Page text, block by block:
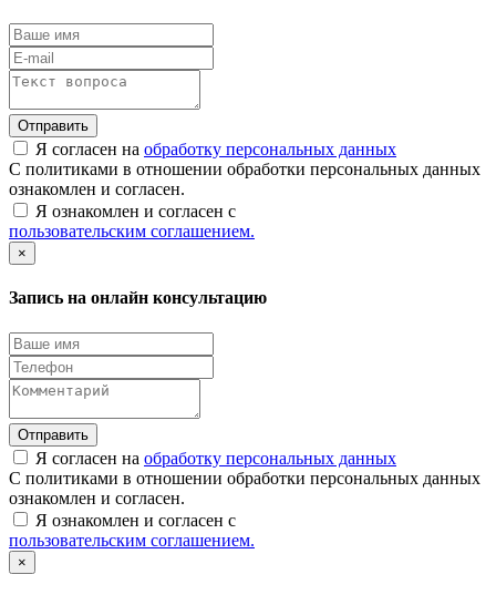
Отправить
Я согласен на обработку персональных данных
С политиками в отношении обработки персональных данных
ознакомлен и согласен.
Я ознакомлен и согласен с
пользовательским соглашением.
×
Запись на онлайн консультацию
Отправить
Я согласен на обработку персональных данных
С политиками в отношении обработки персональных данных
ознакомлен и согласен.
Я ознакомлен и согласен с
пользовательским соглашением.
×